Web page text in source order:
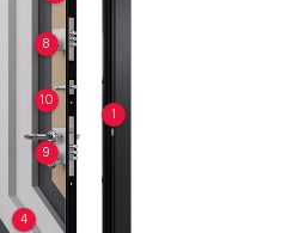
1
4
8
9
10